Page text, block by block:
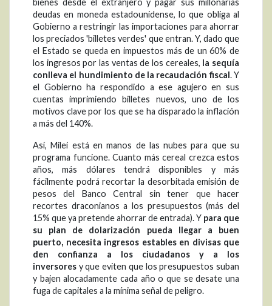
deudas en moneda estadounidense, lo que obliga al
Gobierno a restringir las importaciones para ahorrar
los preciados 'billetes verdes' que entran. Y, dado que
el Estado se queda en impuestos más de un 60% de
los ingresos por las ventas de los cereales, la sequía
conlleva el hundimiento de la recaudación fiscal. Y
el Gobierno ha respondido a ese agujero en sus
cuentas imprimiendo billetes nuevos, uno de los
motivos clave por los que se ha disparado la inflación
a más del 140%.
Así, Milei está en manos de las nubes para que su
programa funcione. Cuanto más cereal crezca estos
años, más dólares tendrá disponibles y más
fácilmente podrá recortar la desorbitada emisión de
pesos del Banco Central sin tener que hacer
recortes draconianos a los presupuestos (más del
15% que ya pretende ahorrar de entrada). Y para que
su plan de dolarización pueda llegar a buen
puerto, necesita ingresos estables en divisas que
den confianza a los ciudadanos y a los
inversores y que eviten que los presupuestos suban
y bajen alocadamente cada año o que se desate una
fuga de capitales a la mínima señal de peligro.